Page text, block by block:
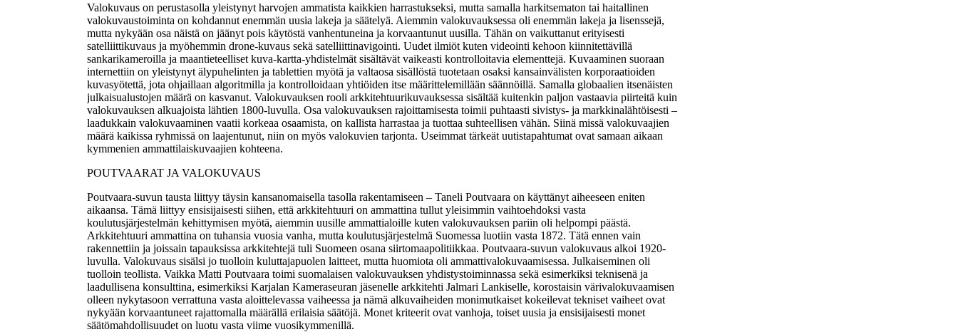
Valokuvaus on perustasolla yleistynyt harvojen ammatista kaikkien harrastukseksi, mutta samalla harkitsematon tai haitallinen
valokuvaustoiminta on kohdannut enemmän uusia lakeja ja säätelyä. Aiemmin valokuvauksessa oli enemmän lakeja ja lisenssejä,
mutta nykyään osa näistä on jäänyt pois käytöstä vanhentuneina ja korvaantunut uusilla. Tähän on vaikuttanut erityisesti
satelliittikuvaus ja myöhemmin drone-kuvaus sekä satelliittinavigointi. Uudet ilmiöt kuten videointi kehoon kiinnitettävillä
sankarikameroilla ja maantieteelliset kuva-kartta-yhdistelmät sisältävät vaikeasti kontrolloitavia elementtejä. Kuvaaminen suoraan
internettiin on yleistynyt älypuhelinten ja tablettien myötä ja valtaosa sisällöstä tuotetaan osaksi kansainvälisten korporaatioiden
kuvasyötettä, jota ohjaillaan algoritmilla ja kontrolloidaan yhtiöiden itse määrittelemillään säännöillä. Samalla globaalien itsenäisten
julkaisualustojen määrä on kasvanut. Valokuvauksen rooli arkkitehtuurikuvauksessa sisältää kuitenkin paljon vastaavia piirteitä kuin
valokuvauksen alkuajoista lähtien 1800-luvulla. Osa valokuvauksen rajoittamisesta toimii puhtaasti sivistys- ja markkinalähtöisesti –
laadukkain valokuvaaminen vaatii korkeaa osaamista, on kallista harrastaa ja tuottaa suhteellisen vähän. Siinä missä valokuvaajien
määrä kaikissa ryhmissä on laajentunut, niin on myös valokuvien tarjonta. Useimmat tärkeät uutistapahtumat ovat samaan aikaan
kymmenien ammattilaiskuvaajien kohteena.
POUTVAARAT JA VALOKUVAUS
Poutvaara-suvun tausta liittyy täysin kansanomaisella tasolla rakentamiseen – Taneli Poutvaara on käyttänyt aiheeseen eniten
aikaansa. Tämä liittyy ensisijaisesti siihen, että arkkitehtuuri on ammattina tullut yleisimmin vaihtoehdoksi vasta
koulutusjärjestelmän kehittymisen myötä, aiemmin uusille ammattialoille kuten valokuvauksen pariin oli helpompi päästä.
Arkkitehtuuri ammattina on tuhansia vuosia vanha, mutta koulutusjärjestelmä Suomessa luotiin vasta 1872. Tätä ennen vain
rakennettiin ja joissain tapauksissa arkkitehtejä tuli Suomeen osana siirtomaapolitiikkaa. Poutvaara-suvun valokuvaus alkoi 1920-
luvulla. Valokuvaus sisälsi jo tuolloin kuluttajapuolen laitteet, mutta huomiota oli ammattivalokuvaamisessa. Julkaiseminen oli
tuolloin teollista. Vaikka Matti Poutvaara toimi suomalaisen valokuvauksen yhdistystoiminnassa sekä esimerkiksi teknisenä ja
laadullisena konsulttina, esimerkiksi Karjalan Kameraseuran jäsenelle arkkitehti Jalmari Lankiselle, korostaisin värivalokuvaamisen
olleen nykytasoon verrattuna vasta aloittelevassa vaiheessa ja nämä alkuvaiheiden monimutkaiset kokeilevat tekniset vaiheet ovat
nykyään korvaantuneet rajattomalla määrällä erilaisia säätöjä. Monet kriteerit ovat vanhoja, toiset uusia ja ensisijaisesti monet
säätömahdollisuudet on luotu vasta viime vuosikymmenillä.